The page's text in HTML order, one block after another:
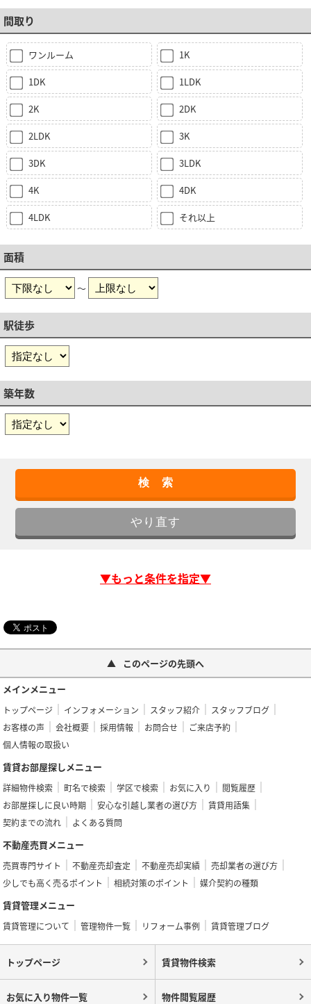
間取り
ワンルーム 1K
1DK 1LDK
2K 2DK
2LDK 3K
3DK 3LDK
4K 4DK
4LDK それ以上
面積
～
駅徒歩
築年数
▼もっと条件を指定▼
このページの先頭へ
メインメニュー
トップページ インフォメーション スタッフ紹介
スタッフブログ
お客様の声
会社概要 採用情報 お問合せ
ご来店予約
個人情報の取扱い
賃貸お部屋探しメニュー
詳細物件検索 町名で検索 学区で検索 お気に入り
閲覧履歴
お部屋探しに良い時期
安心な引越し業者の選び方
賃貸用語集
契約までの流れ
よくある質問
不動産売買メニュー
売買専門サイト 不動産売却査定 不動産売却実績
売却業者の選び方
少しでも高く売るポイント
相続対策のポイント 媒介契約の種類
賃貸管理メニュー
賃貸管理について 管理物件一覧 リフォーム事例 賃貸管理ブログ
トップページ 賃貸物件検索
お気に入り物件一覧 物件閲覧履歴